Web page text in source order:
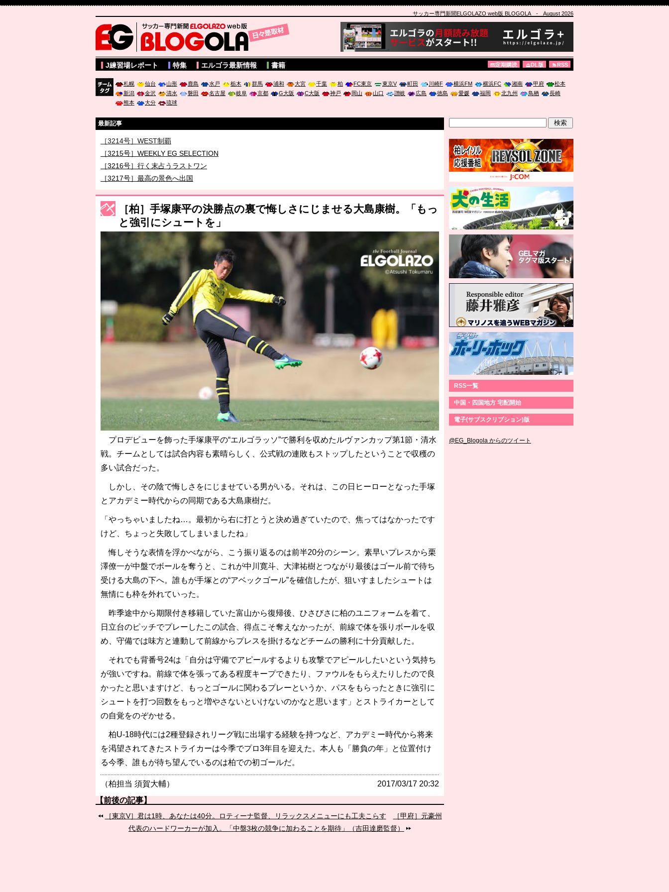
サッカー専門新聞ELGOLAZO web版 BLOGOLA- August 2026
サッカー専門新聞ELGOLAZO web版 BLOGOLA
J練習場レポート 特集 エルゴラ最新情報 書籍 定期購読 DL版 RSS
札幌 仙台 山形 鹿島 水戸 栃木 群馬 浦和 大宮 千葉 柏 FC東京 東京V 町田 川崎F 横浜FM 横浜FC 湘南 甲府
松本
新潟
金沢 清水 磐田 名古屋 岐阜 京都 G大阪 C大阪 神戸 岡山 山口 讃岐 広島 徳島 愛媛 福岡 北九州 鳥栖
長崎
熊本
大分 琉球
最新記事
［3214号］WEST制覇
［3215号］WEEKLY EG SELECTION
［3216号］行く末占うラストワン
［3217号］最高の景色へ出国
［3218号］WEEKLY EG SELECTION
［3219号］特別な覇者へ 大逆転か連破か
［3220号］伝説の王者、黄金のシャーレ
［3230号］世界一への夢は終わらない
［柏］手塚康平の決勝点の裏で悔しさにじませる大島康樹。「もっ
と強引にシュートを」
プロデビューを飾った手塚康平の“エルゴラッソ”で勝利を収めたルヴァンカップ第1節・清水
戦。チームとしては試合内容も素晴らしく、公式戦の連敗もストップしたということで収穫の
多い試合だった。
しかし、その陰で悔しさをにじませている男がいる。それは、この日ヒーローとなった手塚
とアカデミー時代からの同期である大島康樹だ。
「やっちゃいましたね…。最初から右に打とうと決め過ぎていたので、焦ってはなかったです
けど、ちょっと失敗してしまいましたね」
悔しそうな表情を浮かべながら、こう振り返るのは前半20分のシーン。素早いプレスから栗
澤僚一が中盤でボールを奪うと、これが中川寛斗、大津祐樹とつながり最後はゴール前で待ち
受ける大島の下へ。誰もが手塚との“アベックゴール”を確信したが、狙いすましたシュートは
無情にも枠を外れていった。
昨季途中から期限付き移籍していた富山から復帰後、ひさびさに柏のユニフォームを着て、
日立台のピッチでプレーしたこの試合、得点こそ奪えなかったが、前線で体を張りボールを収
め、守備では味方と連動して前線からプレスを掛けるなどチームの勝利に十分貢献した。
それでも背番号24は「自分は守備でアピールするよりも攻撃でアピールしたいという気持ち
が強いですね。前線で体を張ってある程度キープできたり、ファウルをもらえたりしたので良
かったと思いますけど、もっとゴールに関わるプレーというか、パスをもらったときに強引に
シュートを打つ回数をもっと増やさないといけないのかなと思います」とストライカーとして
の自覚をのぞかせる。
柏U-18時代には2種登録されリーグ戦に出場する経験を持つなど、アカデミー時代から将来
を渇望されてきたストライカーは今季でプロ3年目を迎えた。本人も「勝負の年」と位置付け
る今季、誰もが待ち望んでいるのは柏での初ゴールだ。
（柏担当 須賀大輔） 2017/03/17 20:32
【前後の記事】
［東京V］君は1時、あなたは40分。ロティーナ監督、リラックスメニューにも工夫こらす
［甲府］元豪州
代表のハードワーカーが加入。「中盤3枚の競争に加わることを期待」（吉田達磨監督）
RSS一覧
中国・四国地方 宅配開始
電子(サブスクリプション)版
@EG_Blogola からのツイート